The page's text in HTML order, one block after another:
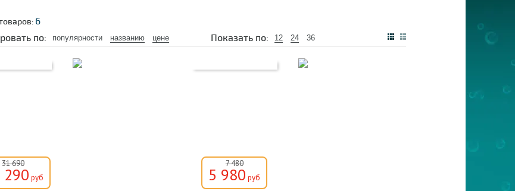
6
по:
популярности названию цене Показать по: 12 24 36
31 690
290 руб
7 480
5 980 руб